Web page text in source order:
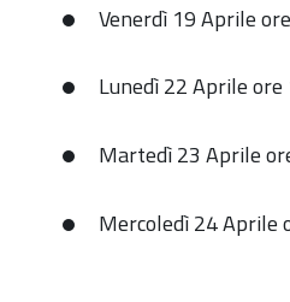
Venerdì 19 Aprile
Lunedì 22 Aprile
Martedì 23 Aprile
Mercoledì 24 Aprile